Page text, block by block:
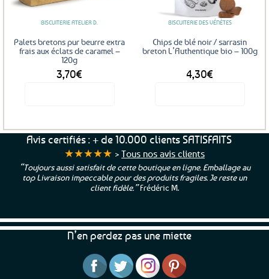
BISCUITERIE ATELIER D.
Palets bretons pur beurre extra
frais aux éclats de caramel –
120g
3,70€
BISCUITERIE DES VÉNÈTES
Chips de blé noir / sarrasin
breton L’Authentique bio – 100g
4,30€
Avis certifiés : + de 10.000 clients SATISFAITS
★★★★★ > Tous nos avis clients
“Toujours aussi satisfait de cette boutique en ligne. Emballage au
top Livraison impeccable pour des produits fragiles. Je reste un
client fidèle.”Frédéric M.
N’en perdez pas une miette